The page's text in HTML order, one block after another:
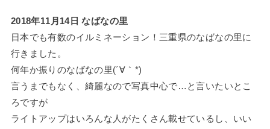
2018年11月14日 なばなの里
日本でも有数のイルミネーション！三重県のなばなの里に
行きました。
何年か振りのなばなの里(´∀｀*)
言うまでもなく、綺麗なので写真中心で…と言いたいとこ
ろですが
ライトアップはいろんな人がたくさん載せているし、いい